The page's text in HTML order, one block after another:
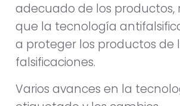
adecuado de los productos,
que la tecnología
a proteger los productos de
falsificaciones.
Varios avances en la